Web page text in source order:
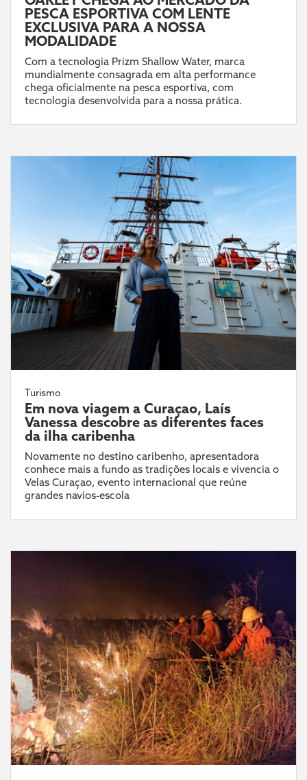
PESCA ESPORTIVA COM LENTE
EXCLUSIVA PARA A NOSSA
MODALIDADE
Com a tecnologia Prizm Shallow Water, marca
mundialmente consagrada em alta performance
chega oficialmente na pesca esportiva, com
tecnologia desenvolvida para a nossa prática.
Turismo
Em nova viagem a Curaçao, Laís
Vanessa descobre as diferentes faces
da ilha caribenha
Novamente no destino caribenho, apresentadora
conhece mais a fundo as tradições locais e vivencia o
Velas Curaçao, evento internacional que reúne
grandes navios-escola